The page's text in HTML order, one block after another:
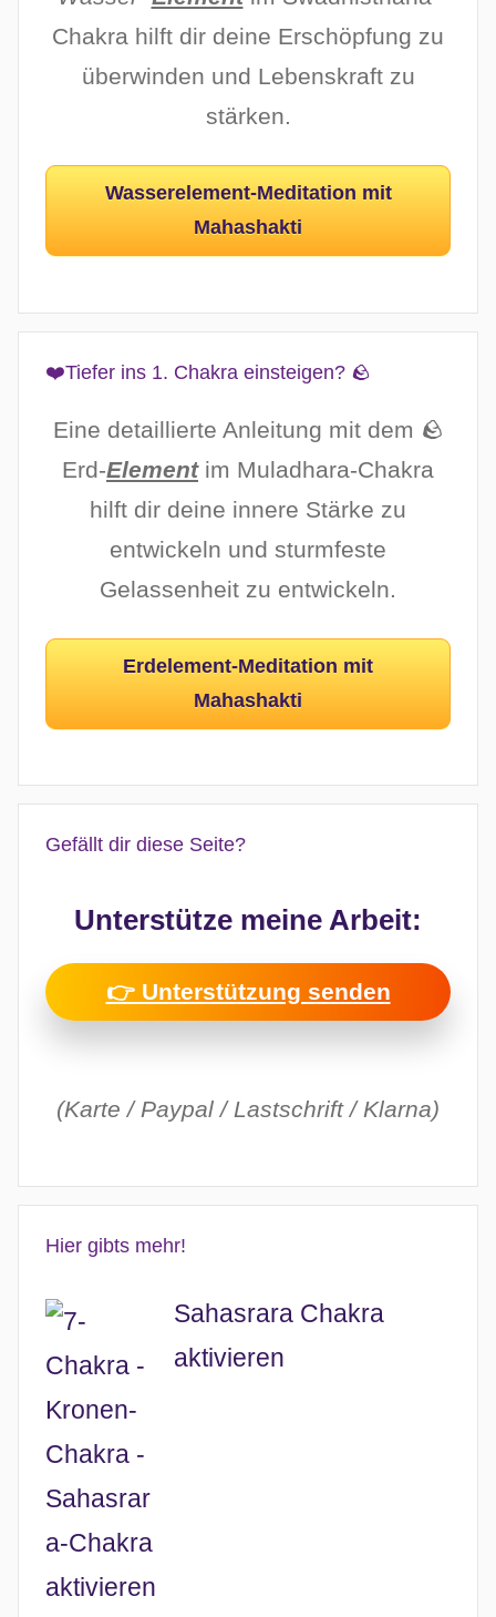
Chakra hilft dir deine Erschöpfung zu
überwinden und Lebenskraft zu
stärken.
Wasserelement-Meditation mit
Mahashakti
❤️Tiefer ins 1. Chakra einsteigen? 🪨
Eine detaillierte Anleitung mit dem 🪨
Erd-Elementim Muladhara-Chakra
hilft dir deine innere Stärke zu
entwickeln und sturmfeste
Gelassenheit zu entwickeln.
Erdelement-Meditation mit
Mahashakti
Gefällt dir diese Seite?
Unterstütze meine Arbeit:
👉 Unterstützung senden
(Karte / Paypal / Lastschrift / Klarna)
Hier gibts mehr!
Sahasrara Chakra
aktivieren